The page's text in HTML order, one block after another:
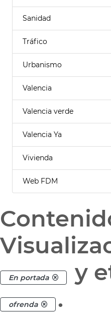
Sanidad
Tráfico
Urbanismo
Valencia
Valencia verde
Valencia Ya
Vivienda
Web FDM
En portada y
ofrenda .